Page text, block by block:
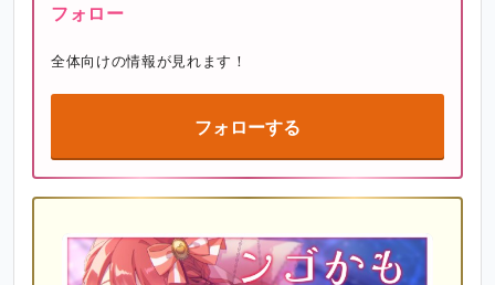
フォロー
全体向けの情報が見れます！
フォローする